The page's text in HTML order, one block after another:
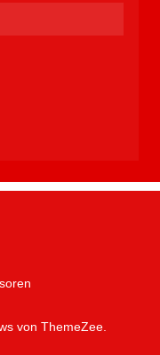
von ThemeZee.